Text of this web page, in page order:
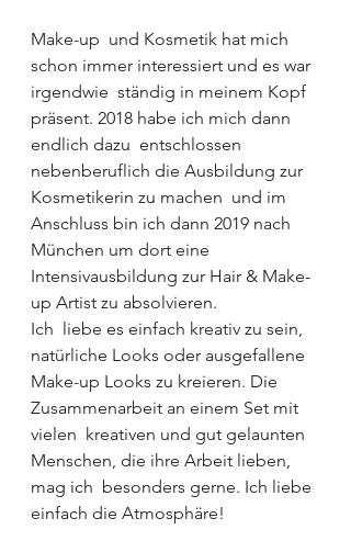
Make-up  und Kosmetik hat mich
schon immer interessiert und es war
irgendwie  ständig in meinem Kopf
präsent. 2018 habe ich mich dann
endlich dazu  entschlossen
nebenberuflich die Ausbildung zur
Kosmetikerin zu machen  und im
Anschluss bin ich dann 2019 nach
München um dort eine
Intensivausbildung zur Hair & Make-
up Artist zu absolvieren.
Ich  liebe es einfach kreativ zu sein,
natürliche Looks oder ausgefallene
Make-up Looks zu kreieren. Die
Zusammenarbeit an einem Set mit
vielen  kreativen und gut gelaunten
Menschen, die ihre Arbeit lieben,
mag ich  besonders gerne. Ich liebe
einfach die Atmosphäre!